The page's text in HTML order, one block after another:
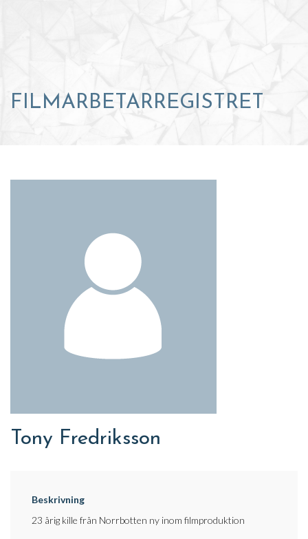
FILMARBETARREGISTRET
Tony Fredriksson
Beskrivning
23 årig kille från Norrbotten ny inom filmproduktion